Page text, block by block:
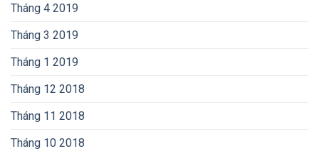
Tháng 4 2019
Tháng 3 2019
Tháng 1 2019
Tháng 12 2018
Tháng 11 2018
Tháng 10 2018